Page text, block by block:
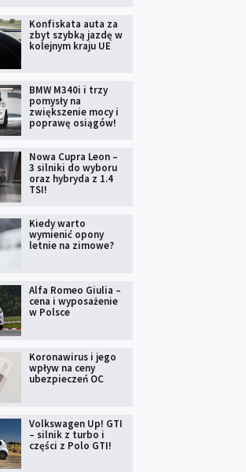
Konfiskata auta za
zbyt szybką jazdę w
kolejnym kraju UE
BMW M340i i trzy
pomysły na
zwiększenie mocy i
poprawę osiągów!
Nowa Cupra Leon –
3 silniki do wyboru
oraz hybryda z 1.4
TSI!
Kiedy warto
wymienić opony
letnie na zimowe?
Alfa Romeo Giulia –
cena i wyposażenie
w Polsce
Koronawirus i jego
wpływ na ceny
ubezpieczeń OC
Volkswagen Up! GTI
– silnik z turbo i
części z Polo GTI!